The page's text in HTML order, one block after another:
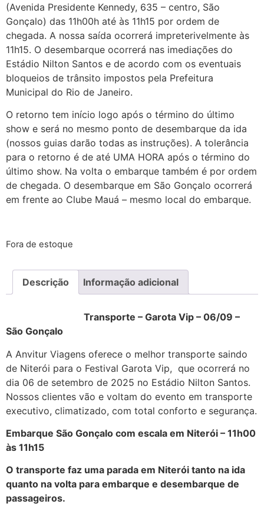
(Avenida Presidente Kennedy, 635 – centro, São
Gonçalo) das 11h00h até às 11h15 por ordem de
chegada. A nossa saída ocorrerá impreterivelmente às
11h15. O desembarque ocorrerá nas imediações do
Estádio Nilton Santos e de acordo com os eventuais
bloqueios de trânsito impostos pela Prefeitura
Municipal do Rio de Janeiro.
O retorno tem início logo após o término do último
show e será no mesmo ponto de desembarque da ida
(nossos guias darão todas as instruções). A tolerância
para o retorno é de até UMA HORA após o término do
último show. Na volta o embarque também é por ordem
de chegada. O desembarque em São Gonçalo ocorrerá
em frente ao Clube Mauá – mesmo local do embarque.
Fora de estoque
Descrição Informação adicional
Transporte – Garota Vip – 06/09 –
São Gonçalo
A Anvitur Viagens oferece o melhor transporte saindo
de Niterói para o Festival Garota Vip, que ocorrerá no
dia 06 de setembro de 2025 no Estádio Nilton Santos.
Nossos clientes vão e voltam do evento em transporte
executivo, climatizado, com total conforto e segurança.
Embarque São Gonçalo com escala em Niterói – 11h00
às 11h15
O transporte faz uma parada em Niterói tanto na ida
quanto na volta para embarque e desembarque de
passageiros.